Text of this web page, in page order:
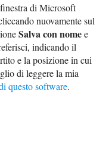
di Microsoft
nuovamente sul
Salva con nomee
indicando il
e la posizione in cui
di leggere la mia
questo software.